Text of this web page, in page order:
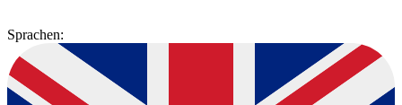
Sprachen: